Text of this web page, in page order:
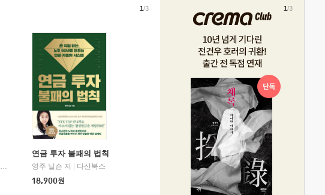
북다
연금 투자 불패의 법칙
영주 닐슨 저
다산북스
18,900원
1/3 1/3